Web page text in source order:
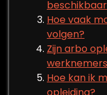
Hoe vaak
volgen?
Zijn arbo
Hoe kan ik